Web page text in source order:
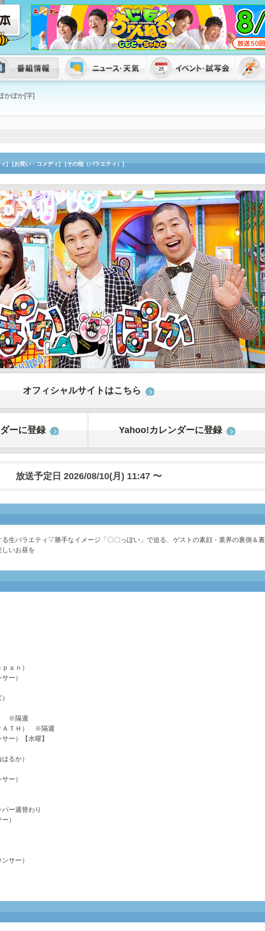
かぽか[字]
] [お笑い・コメディ] [その他（バラエティ）]
オフィシャルサイトはこちら
ーに登録 Yahoo!カレンダーに登録
放送予定日 2026/08/10(月) 11:47 〜
生バラエティ▽勝手なイメージ「〇〇っぽい」で迫る、ゲストの素顔・業界の裏側＆裏
いお昼を
ｐａｎ）
サー）
）
） ※隔週
ＡＴＨ） ※隔週
ー）【水曜】
はるか）
サー）
ー週替わり
ー）
ンサー）